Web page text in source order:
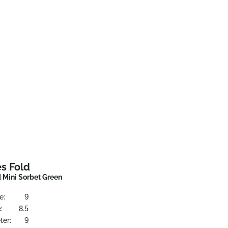
Fold
Mini Sorbet Green
9
8.5
9